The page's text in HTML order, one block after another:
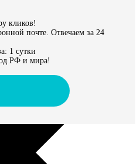
кликов!
почте. Отвечаем за 24
1 сутки
РФ и мира!